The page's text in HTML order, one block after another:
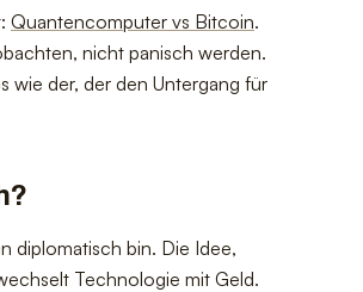
Quantencomputer vs Bitcoin.
nicht panisch werden.
wie der, der den Untergang für
diplomatisch bin. Die Idee,
Technologie mit Geld.